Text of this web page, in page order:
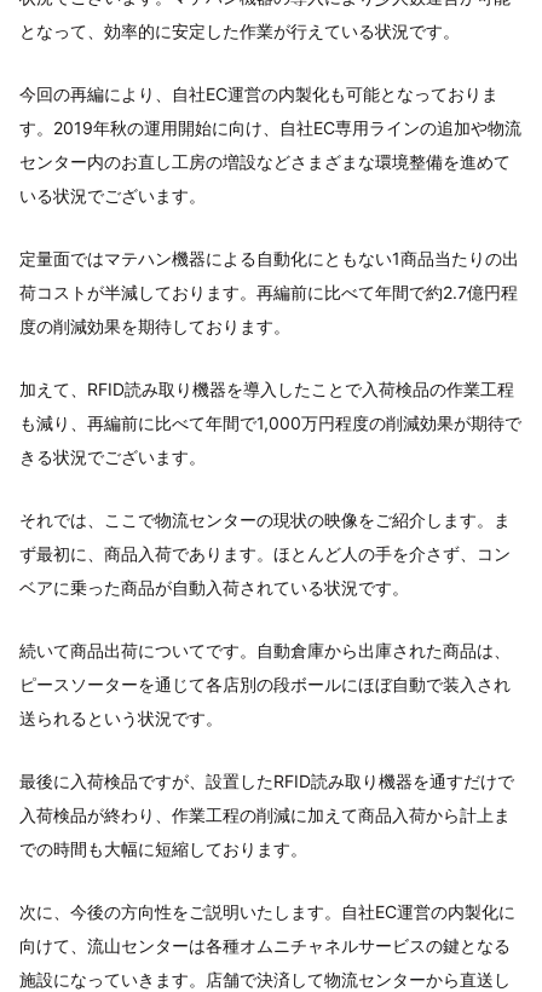
となって、効率的に安定した作業が行えている状況です。
今回の再編により、自社EC運営の内製化も可能となっておりま
す。2019年秋の運用開始に向け、自社EC専用ラインの追加や物流
センター内のお直し工房の増設などさまざまな環境整備を進めて
いる状況でございます。
定量面ではマテハン機器による自動化にともない1商品当たりの出
荷コストが半減しております。再編前に比べて年間で約2.7億円程
度の削減効果を期待しております。
加えて、RFID読み取り機器を導入したことで入荷検品の作業工程
も減り、再編前に比べて年間で1,000万円程度の削減効果が期待で
きる状況でございます。
それでは、ここで物流センターの現状の映像をご紹介します。ま
ず最初に、商品入荷であります。ほとんど人の手を介さず、コン
ベアに乗った商品が自動入荷されている状況です。
続いて商品出荷についてです。自動倉庫から出庫された商品は、
ピースソーターを通じて各店別の段ボールにほぼ自動で装入され
送られるという状況です。
最後に入荷検品ですが、設置したRFID読み取り機器を通すだけで
入荷検品が終わり、作業工程の削減に加えて商品入荷から計上ま
での時間も大幅に短縮しております。
次に、今後の方向性をご説明いたします。自社EC運営の内製化に
向けて、流山センターは各種オムニチャネルサービスの鍵となる
施設になっていきます。店舗で決済して物流センターから直送し